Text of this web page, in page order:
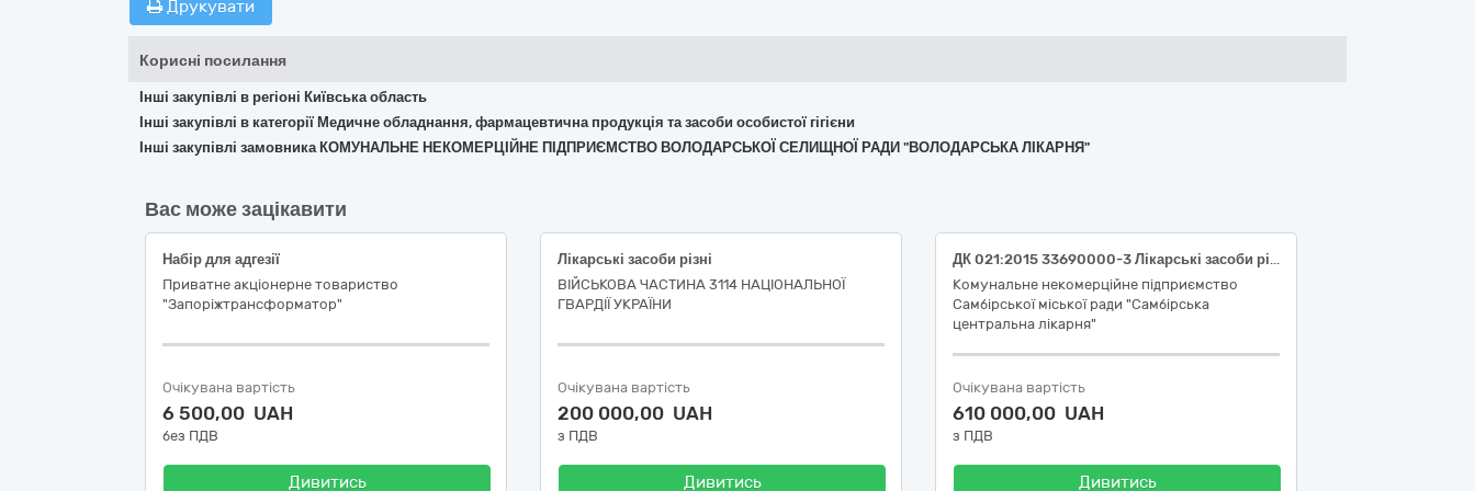
Друкувати
Корисні посилання
Інші закупівлі в регіоні Київська область
Інші закупівлі в категорії Медичне обладнання, фармацевтична продукція та засоби особистої гігієни
Інші закупівлі замовника КОМУНАЛЬНЕ НЕКОМЕРЦІЙНЕ ПІДПРИЄМСТВО ВОЛОДАРСЬКОЇ СЕЛИЩНОЇ РАДИ "ВОЛОДАРСЬКА ЛІКАРНЯ"
Вас може зацікавити
Набір для адгезії
Приватне акціонерне товариство
"Запоріжтрансформатор"
Очікувана вартість
6 500,00 UAH
без ПДВ
Дивитись
Лікарські засоби різні
ВІЙСЬКОВА ЧАСТИНА 3114 НАЦІОНАЛЬНОЇ
ГВАРДІЇ УКРАЇНИ
Очікувана вартість
200 000,00 UAH
з ПДВ
Дивитись
ДК 021:2015 33690000-3 Лікарські засоби різні
Комунальне некомерційне підприємство
Самбірської міської ради "Самбірська
центральна лікарня"
Очікувана вартість
610 000,00 UAH
з ПДВ
Дивитись